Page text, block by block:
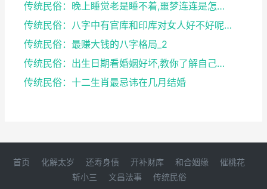
传统民俗：晚上睡觉老是睡不着,噩梦连连是怎么回事
传统民俗：八字中有官库和印库对女人好不好呢？赶快收...
传统民俗：最赚大钱的八字格局_2
传统民俗：出生日期看婚姻好坏,教你了解自己未来的婚...
传统民俗：十二生肖最忌讳在几月结婚
首页 化解太岁 还寿身债 开补财库 和合姻缘
催桃花
斩小三
文昌法事 传统民俗